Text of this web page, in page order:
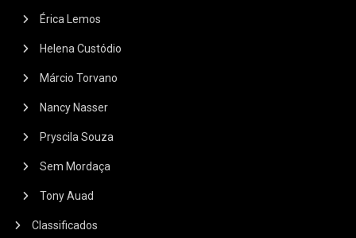
Érica Lemos
Helena Custódio
Márcio Torvano
Nancy Nasser
Pryscila Souza
Sem Mordaça
Tony Auad
Classificados